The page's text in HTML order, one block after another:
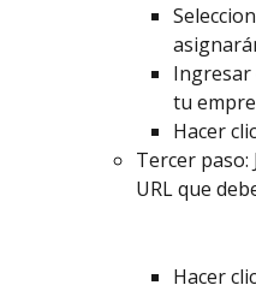
Ingresar
tu
Hacer
Tercer paso:
URL que
Hacer